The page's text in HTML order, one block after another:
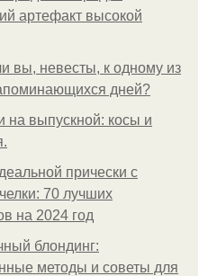
артефакт высокой
вы, невесты, к одному из
дней?
на выпускной: косы и
прически с
70 лучших
на 2024 год
блондинг:
методы и советы для